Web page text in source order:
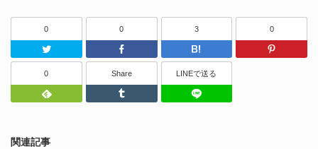
0
Twitter
0
Facebook
3
はてなブッ
0
0
Feedly
Share
Tumblr
LINEで送る
関連記事